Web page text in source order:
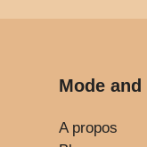
Mode and
A propos